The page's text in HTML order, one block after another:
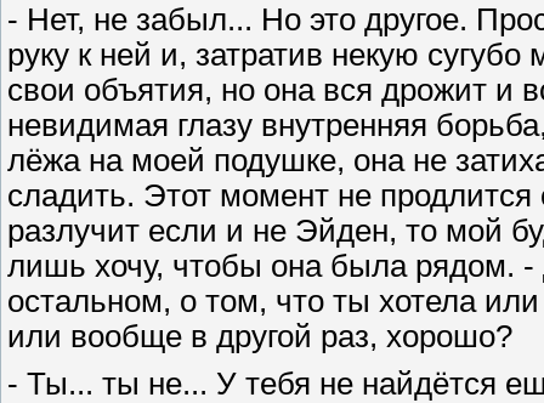
- Нет, не забыл... Но это другое.
руку к ней и, затратив некую
свои объятия, но она вся дрожит и
невидимая глазу внутренняя
лёжа на моей подушке, она не
сладить. Этот момент не
разлучит если и не Эйден, то мой
лишь хочу, чтобы она была рядом.
остальном, о том, что ты хотела
или вообще в другой раз, хорошо?
- Ты... ты не... У тебя не найдётся